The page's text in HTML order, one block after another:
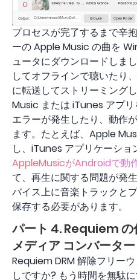
プロセスが完了するまで辛
ーの Apple Music の曲を
ュータにダウンロードしま
してオフラインで聴いたり
に転送してストリーミング
Music または iTunes アプリ
エラーが発生したり、動作
ます。たとえば、Apple
し、iTunes アプリケーショ
AppleMusicがAndroidで動
て、再生に関する問題が発
バイス上に音楽トラックと
保存する必要があります。
パート 4. Requiem
メディア コンバーター
Requiem DRM 解除フリー
しですか? もう時間を無駄